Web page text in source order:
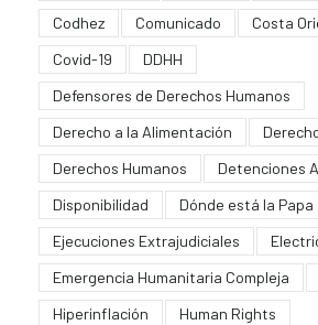
Codhez
Comunicado
Costa
Covid-19
DDHH
Defensores de Derechos Humanos
Derecho a la Alimentación
Derechos Humanos
Detenciones
Disponibilidad
Dónde está la Papa
Ejecuciones Extrajudiciales
Emergencia Humanitaria Compleja
Hiperinflación
Human Rights